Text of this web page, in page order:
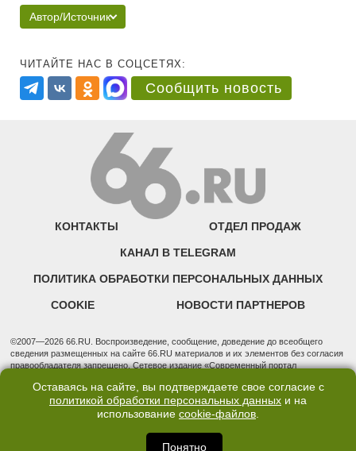
Автор/Источник
ЧИТАЙТЕ НАС В СОЦСЕТЯХ:
Сообщить новость
КОНТАКТЫ ОТДЕЛ ПРОДАЖ
КАНАЛ В TELEGRAM
ПОЛИТИКА ОБРАБОТКИ ПЕРСОНАЛЬНЫХ ДАННЫХ
COOKIE НОВОСТИ ПАРТНЕРОВ
©2007—2026 66.RU. Воспроизведение, сообщение, доведение до всеобщего
сведения размещенных на сайте 66.RU материалов и их элементов без согласия
правообладателя запрещено. Сетевое издание «Современный портал
надзору в сфере связи, информационных технологий и массовых коммуникаций
(Роскомнадзор). Регистрационный номер ЭЛ № ФС 77 - 76634 от 02.09.2019
Учредитель: Общество с ограниченной ответственностью "66.ру". Юридический
3, оф. 7015 Фактический адрес редакции и отдела продаж: 620014, Свердловская
обл., г. Екатеринбург, ул. Бориса Ельцина, д. 3, оф. 7015, +7 (343) 288-50-66
Оставаясь на сайте, вы подтверждаете свое согласие с
политикой обработки персональных данных и на
использование cookie-файлов.
Понятно